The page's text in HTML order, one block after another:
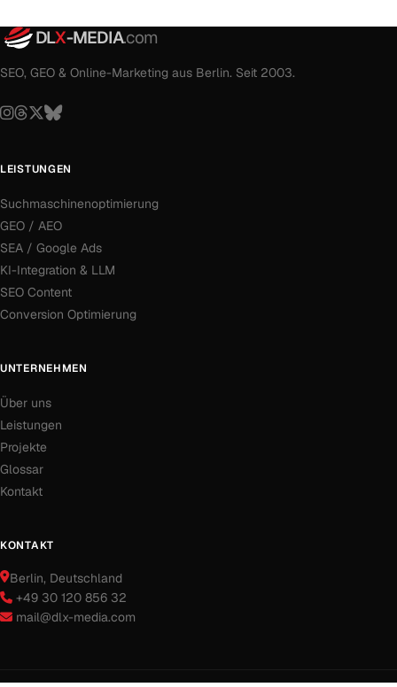
DLX-MEDIA.com
SEO, GEO & Online-Marketing aus Berlin. Seit 2003.
LEISTUNGEN
Suchmaschinenoptimierung
GEO / AEO
SEA / Google Ads
KI-Integration & LLM
SEO Content
Conversion Optimierung
UNTERNEHMEN
Über uns
Leistungen
Projekte
Glossar
Kontakt
KONTAKT
Berlin, Deutschland
+49 30 120 856 32
mail@dlx-media.com